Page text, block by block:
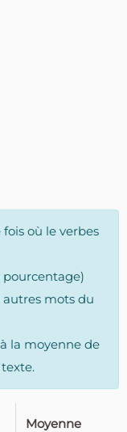
où le verbes
autres mots du
la moyenne de
Moyenne